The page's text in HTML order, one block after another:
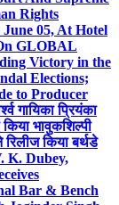
Rights
05, At Hotel
GLOBAL
Victory in the
Elections;
to Producer
गायिका प्रियंका
किया भावुकशिल्पी
रिलीज किया बर्थडे
K. Dubey,
Bar & Bench